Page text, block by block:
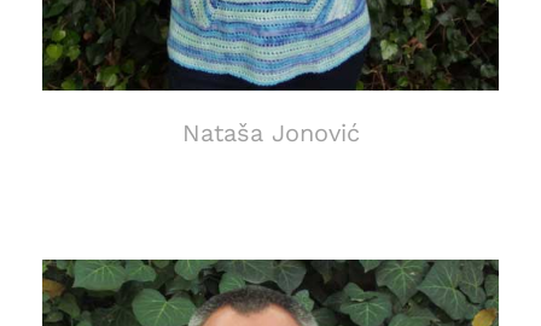
Nataša Jonović